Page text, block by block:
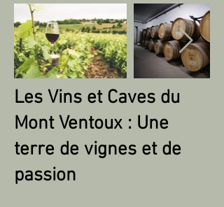
Les Vins et Caves du
Mont Ventoux : Une
terre de vignes et de
passion